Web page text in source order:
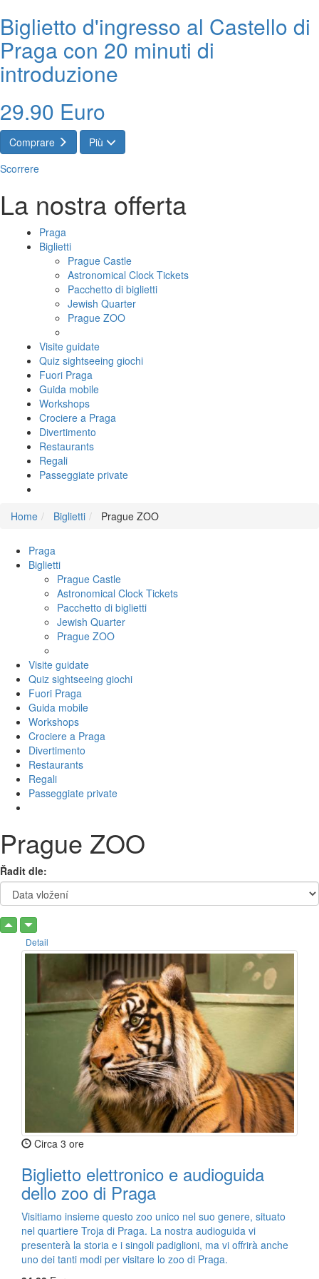
Biglietto d'ingresso al Castello di
Praga con 20 minuti di
introduzione
29.90 Euro
Comprare
Più
Scorrere
La nostra offerta
Praga
Biglietti
Prague Castle
Astronomical Clock Tickets
Pacchetto di biglietti
Jewish Quarter
Prague ZOO
Visite guidate
Quiz sightseeing giochi
Fuori Praga
Guida mobile
Workshops
Crociere a Praga
Divertimento
Restaurants
Regali
Passeggiate private
Home Biglietti Prague ZOO
Praga
Biglietti
Prague Castle
Astronomical Clock Tickets
Pacchetto di biglietti
Jewish Quarter
Prague ZOO
Visite guidate
Quiz sightseeing giochi
Fuori Praga
Guida mobile
Workshops
Crociere a Praga
Divertimento
Restaurants
Regali
Passeggiate private
Prague ZOO
Řadit dle:
Detail
Circa 3 ore
Biglietto elettronico e audioguida
dello zoo di Praga
Visitiamo insieme questo zoo unico nel suo genere, situato
nel quartiere Troja di Praga. La nostra audioguida vi
presenterà la storia e i singoli padiglioni, ma vi offrirà anche
uno dei tanti modi per visitare lo zoo di Praga.